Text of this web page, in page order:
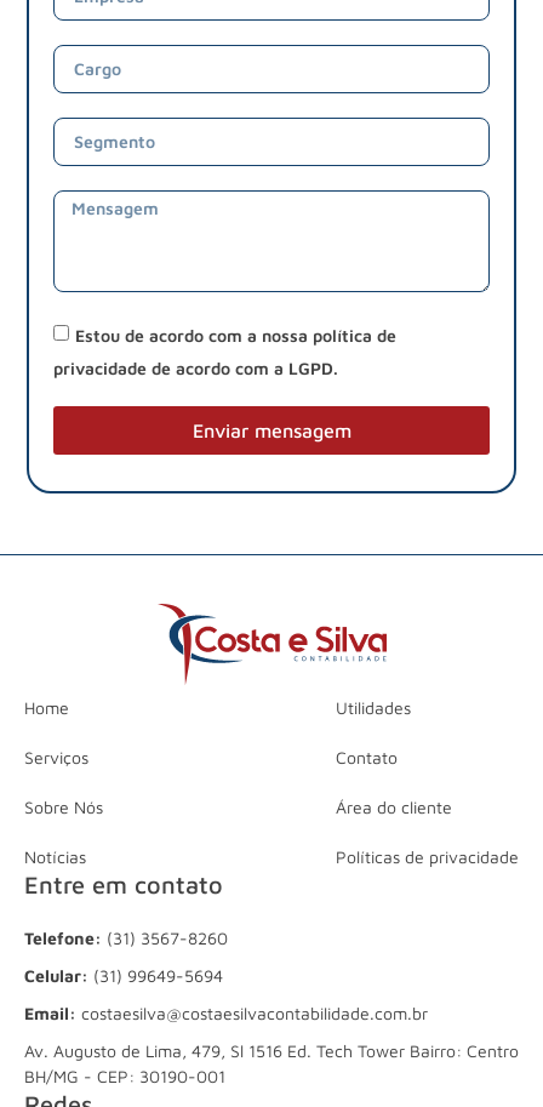
Estou de acordo com a nossa política de
privacidade de acordo com a LGPD.
Enviar mensagem
Home
Serviços
Sobre Nós
Notícias
Utilidades
Contato
Área do cliente
Políticas de privacidade
Entre em contato
Telefone: (31) 3567-8260
Celular: (31) 99649-5694
Email: costaesilva@costaesilvacontabilidade.com.br
Av. Augusto de Lima, 479, Sl 1516 Ed. Tech Tower Bairro: Centro
BH/MG - CEP: 30190-001